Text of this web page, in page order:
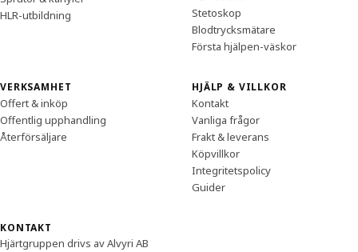
HLR-utbildning
Stetoskop
Blodtrycksmätare
Första hjälpen-väskor
VERKSAMHET
Offert & inköp
Offentlig upphandling
Återförsäljare
HJÄLP & VILLKOR
Kontakt
Vanliga frågor
Frakt & leverans
Köpvillkor
Integritetspolicy
Guider
KONTAKT
Hjärtgruppen drivs av Alvyri AB